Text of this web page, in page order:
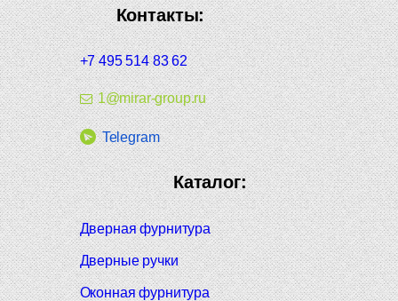
Контакты:
+7 495 514 83 62
1@mirar-group.ru
Telegram
Каталог:
Дверная фурнитура
Дверные ручки
Оконная фурнитура